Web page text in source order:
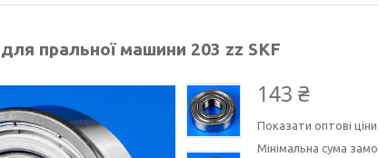
пральної машини 203 zz SKF
143 ₴
Показати оптові ціни
Мінімальна сума